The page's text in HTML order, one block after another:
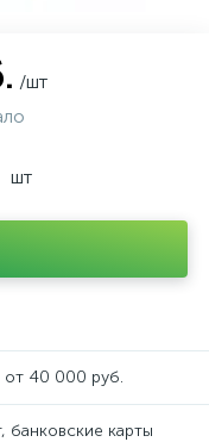
/шт
шт
от 40 000 руб.
банковские карты